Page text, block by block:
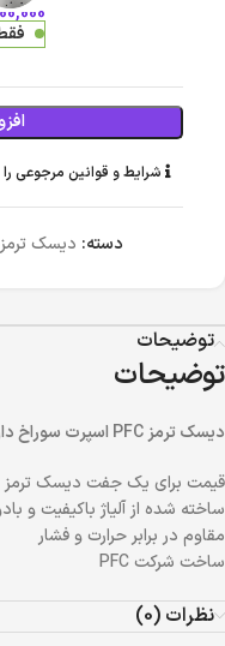
فقط 1 عدد در انبار
شرایط و قوانین مرجوعی
دسته: دیسک ترمز
توضیحات
توضیحات
دیسک ترمز PFC اسپرت سوراخ دار مدل توربو چرخ عقب سورن
قیمت برای یک جفت دیسک ترمز
ساخته شده از آلیاژ باکیفیت و
مقاوم در برابر حرارت و فشار
ساخت شرکت PFC
نظرات (0)